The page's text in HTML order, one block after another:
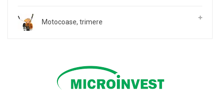
Motocoase, trimere